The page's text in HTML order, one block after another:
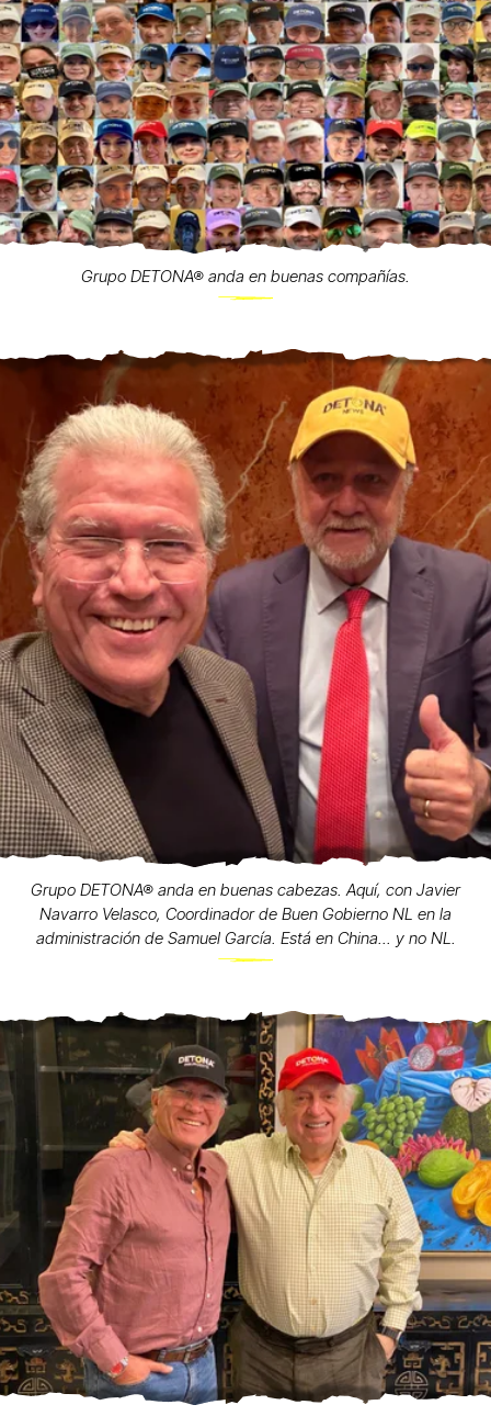
Grupo DETONA® anda en buenas compañías.
Grupo DETONA® anda en buenas cabezas. Aquí, con Javier
Navarro Velasco, Coordinador de Buen Gobierno NL en la
administración de Samuel García. Está en China... y no NL.